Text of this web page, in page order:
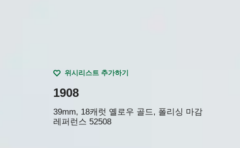
위시리스트 추가하기
1908
39mm, 18캐럿 옐로우 골드, 폴리싱 마감
레퍼런스 52508